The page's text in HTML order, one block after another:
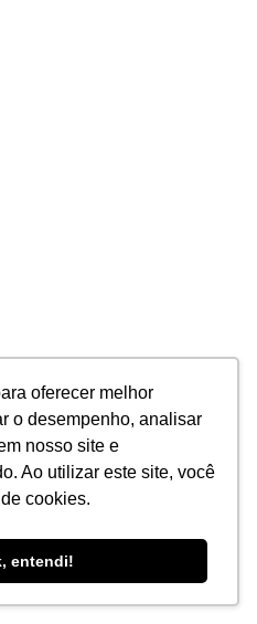
oferecer melhor
o desempenho, analisar
nosso site e
Ao utilizar este site, você
cookies.
entendi!
Andar, Centro, 20021-290
Patos de Minas - MG, 38700-